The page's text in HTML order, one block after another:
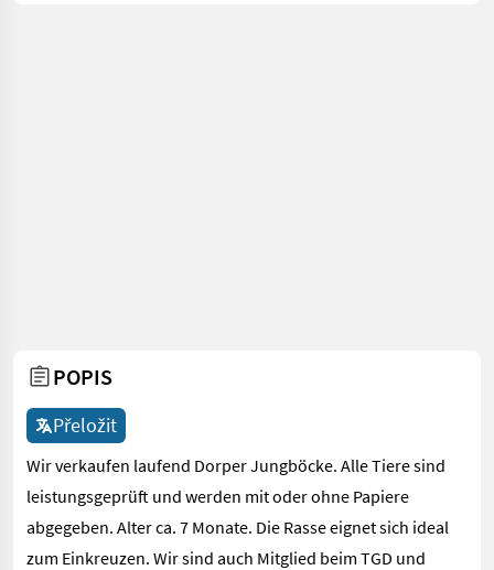
POPIS
Přeložit
Wir verkaufen laufend Dorper Jungböcke. Alle Tiere sind
leistungsgeprüft und werden mit oder ohne Papiere
abgegeben. Alter ca. 7 Monate. Die Rasse eignet sich ideal
zum Einkreuzen. Wir sind auch Mitglied beim TGD und